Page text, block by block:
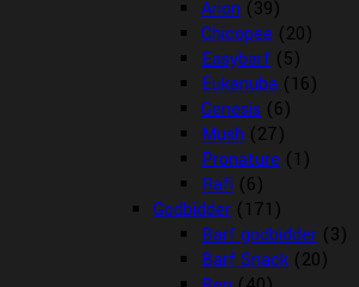
Arion (39)
Chicopee (20)
Easybarf (5)
Eukanuba (16)
Genesis (6)
Mush (27)
Pronature (1)
Rafi (6)
Godbidder (171)
Barf godbidder (3)
Barf Snack (20)